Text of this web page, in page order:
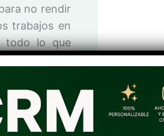
no rendir
trabajos en
todo lo que
para salir o
El día
en su
con el móvil
post solo y